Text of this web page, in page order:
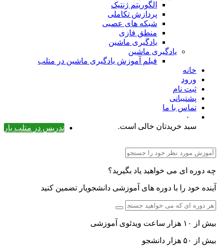
الگوریتم ژنتیک
پردازش تکاملی
شبکه های عصبی
منطق فازی
یادگیری ماشین
یادگیری ماشین
فیلم آموزش یادگیری ماشین در متلب
خانه
ورود
ثبت نام
پشتیبانی
تماس با ما
۰
تدریس در متلب یار
سبد خریدتان خالی است.
چه دوره ای می خواهید یاد بگیرید؟
آینده خود را با دوره های آموزشی دانشجویار تضمین کنید
بیش از ۱۰ هزار ساعت ویدئوی آموزشی
بیش از ۵۰ هزار دانشجو